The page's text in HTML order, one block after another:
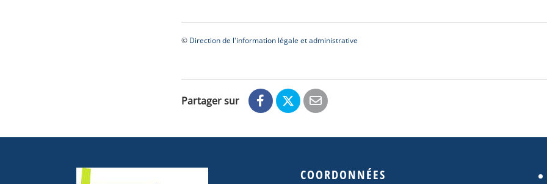
© Direction de l'information légale et administrative
Partager sur
COORDONNÉES